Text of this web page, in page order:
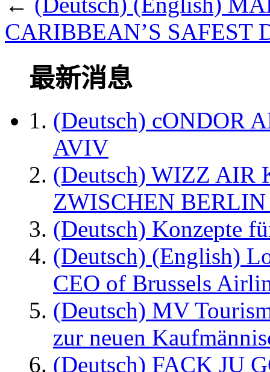
CARIBBEAN’S SAFEST
最新消息
(Deutsch) cONDOR
AVIV
(Deutsch) WIZZ AIR
ZWISCHEN
(Deutsch) Konzepte
(Deutsch) (English)
CEO of Brussels
(Deutsch) MV
zur neuen
(Deutsch) FACK JU